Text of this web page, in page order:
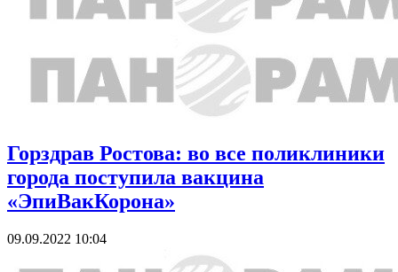
Горздрав Ростова: во все поликлиники
города поступила вакцина
«ЭпиВакКорона»
09.09.2022 10:04